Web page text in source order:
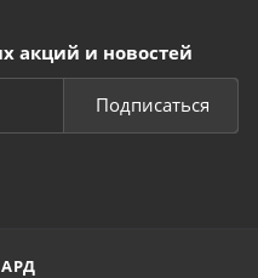
акций и новостей
Подписаться